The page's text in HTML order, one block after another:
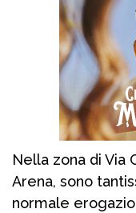
Nella zona di Via
Arena, sono
normale